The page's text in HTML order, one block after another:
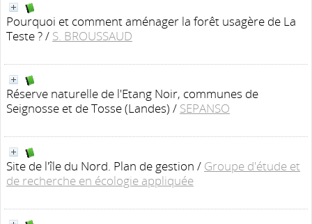
Pourquoi et comment aménager la forêt usagère de La
Teste ?/ S. BROUSSAUD
Réserve naturelle de l'Etang Noir, communes de
Seignosse et de Tosse (Landes) / SEPANSO
Site de l'île du Nord. Plan de gestion / Groupe d'étude et
de recherche en écologie appliquée